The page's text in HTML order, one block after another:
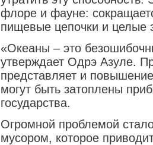
флоре и фауне:
пищевые цепочки и целые
«Океаны – это
утверждает Одрэ Азуле.
представляет и
могут быть затоплены
государства.
Огромной проблемой
мусором, которое